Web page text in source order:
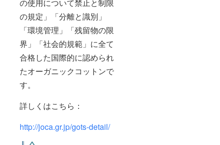
の使用について禁止と制限
の規定」「分離と識別」
「環境管理」「残留物の限
界」「社会的規範」に全て
合格した国際的に認められ
たオーガニックコットンで
す。
詳しくはこちら：
http://joca.gr.jp/gots-detail/